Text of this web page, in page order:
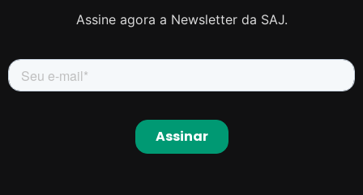
Assine agora a Newsletter da SAJ.